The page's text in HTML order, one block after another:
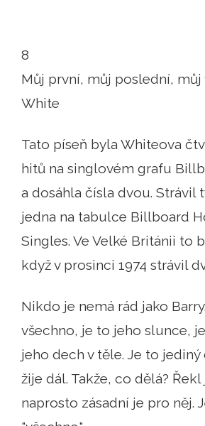
8
Můj první, můj poslední, můj
White
Tato píseň byla Whiteova
hitů na singlovém grafu
a dosáhla čísla dvou. Strávil
jedna na tabulce Billboard
Singles. Ve Velké Británii to
když v prosinci 1974 strávil
Nikdo je nemá rád jako
všechno, je to jeho slunce,
jeho dech v těle. Je to
žije dál. Takže, co dělá?
naprosto zásadní je pro něj.